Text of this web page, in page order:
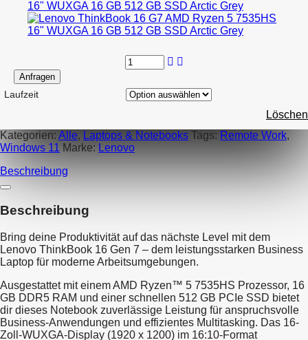
Anfragen
Laufzeit
Löschen
Kategorien: Alle, Laptops & Notebooks Tags: Remote Work,
Windows 11 Marke: Lenovo
Beschreibung
Beschreibung
Bring deine Produktivität auf das nächste Level mit dem
Lenovo ThinkBook 16 Gen 7 – dem leistungsstarken Business
Laptop für moderne Arbeitsumgebungen.
Ausgestattet mit einem AMD Ryzen™ 5 7535HS Prozessor, 16
GB DDR5 RAM und einer schnellen 512 GB PCIe SSD bietet
dir dieses Notebook zuverlässige Leistung für anspruchsvolle
Business-Anwendungen und effizientes Multitasking. Das 16-
Zoll-WUXGA-Display (1920 x 1200) im 16:10-Format